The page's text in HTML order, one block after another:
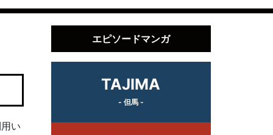
い
エピソードマンガ
TAJIMA
- 但馬 -